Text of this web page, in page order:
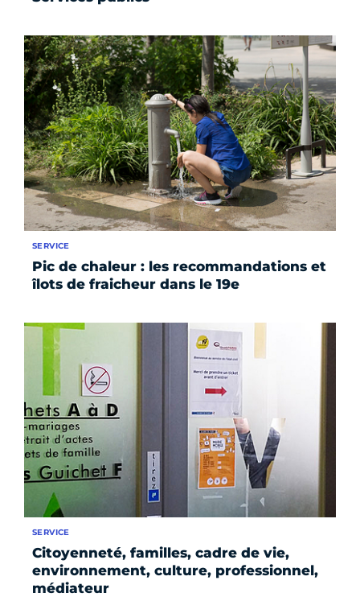
Pic de chaleur : les recommandations et
îlots de fraicheur dans le 19e
SERVICE
Citoyenneté, familles, cadre de vie,
environnement, culture, professionnel,
médiateur
SERVICE